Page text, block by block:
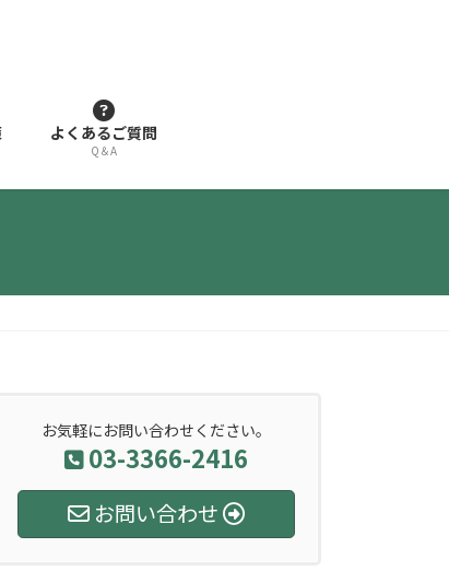
よくあるご質問
Q＆A
お気軽にお問い合わせください。
03-3366-2416
お問い合わせ